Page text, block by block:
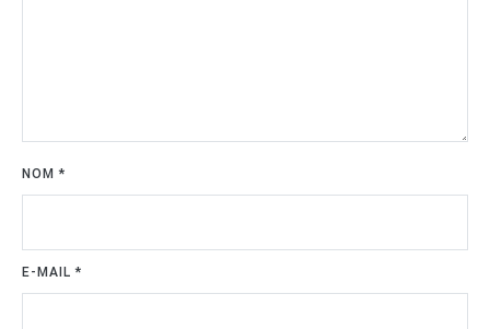
NOM*
E-MAIL*